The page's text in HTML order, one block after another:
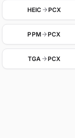
HEIC PCX
PPM PCX
TGA PCX